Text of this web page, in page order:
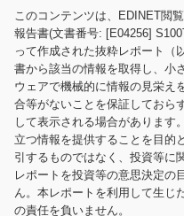
このコンテンツは、EDINET閲
報告書(文書番号: [E04256]
って作成された抜粋レポート（
書から該当の情報を取得し、小
ウェアで機械的に情報の見栄え
合等がないことを保証しておら
して表示される場合があります
立つ情報を提供することを目的
引するものではなく、投資等に
レポートを投資等の意思決定の
ん。本レポートを利用して生じ
の責任を負いません。